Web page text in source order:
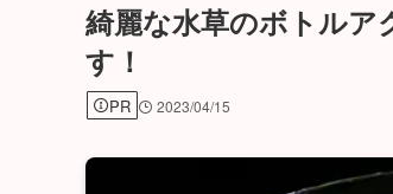
綺麗な水草のボトルア
す！
PR 2023/04/15